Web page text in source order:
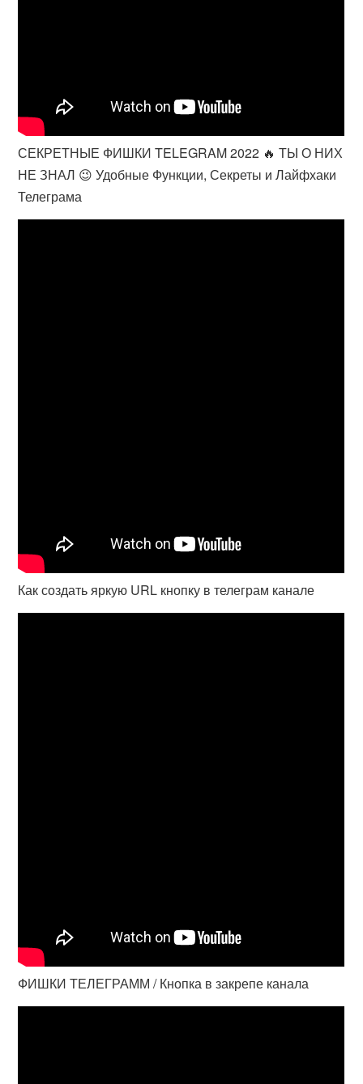
СЕКРЕТНЫЕ ФИШКИ TELEGRAM 2022 🔥 ТЫ О НИХ
НЕ ЗНАЛ 😉 Удобные Функции, Секреты и Лайфхаки
Телеграма
Как создать яркую URL кнопку в телеграм канале
ФИШКИ ТЕЛЕГРАММ / Кнопка в закрепе канала